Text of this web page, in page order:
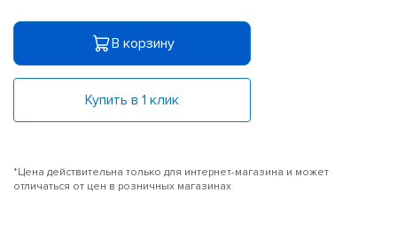
В корзину
Купить в 1 клик
*Цена действительна только для интернет-магазина и может
отличаться от цен в розничных магазинах